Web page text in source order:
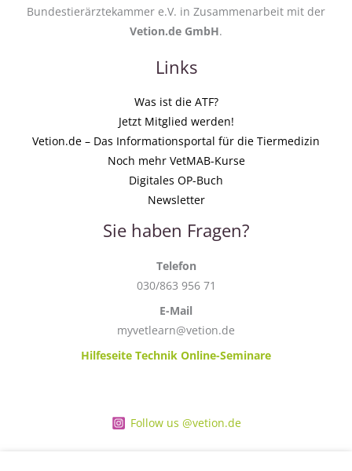
Bundestierärztekammer e.V. in Zusammenarbeit mit der
Vetion.de GmbH.
Links
Was ist die ATF?
Jetzt Mitglied werden!
Vetion.de – Das Informationsportal für die Tiermedizin
Noch mehr VetMAB-Kurse
Digitales OP-Buch
Newsletter
Sie haben Fragen?
Telefon
030/863 956 71
E-Mail
myvetlearn@vetion.de
Hilfeseite Technik Online-Seminare
Follow us @vetion.de